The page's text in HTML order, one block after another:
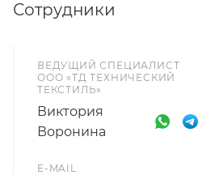
Сотрудники
ВЕДУЩИЙ СПЕЦИАЛИСТ
ООО «ТД ТЕХНИЧЕСКИЙ
ТЕКСТИЛЬ»
Виктория
Воронина
E-MAIL